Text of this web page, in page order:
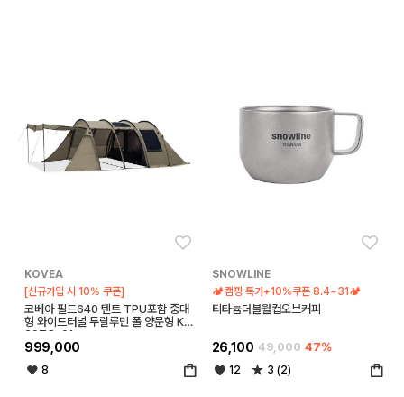
KOVEA
[신규가입 시 10% 쿠폰]
코베아 필드640 텐트 TPU포함 중대
형 와이드터널 두랄루민 폴 양문형 KEC
29TO-01
999,000
8
SNOWLINE
🏕️캠핑 특가+10%쿠폰 8.4~31🏕️
티타늄더블월컵오브커피
26,100 49,000 47%
12 3 (2)